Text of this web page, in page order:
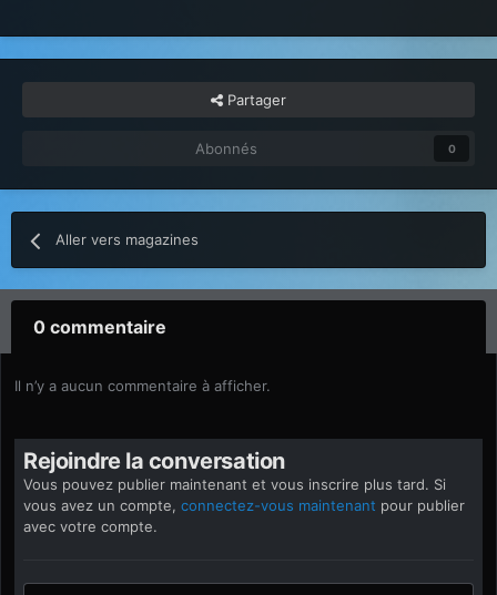
Partager
Abonnés 0
Aller vers magazines
0 commentaire
Il n’y a aucun commentaire à afficher.
Rejoindre la conversation
Vous pouvez publier maintenant et vous inscrire plus tard. Si
vous avez un compte, connectez-vous maintenant pour publier
avec votre compte.